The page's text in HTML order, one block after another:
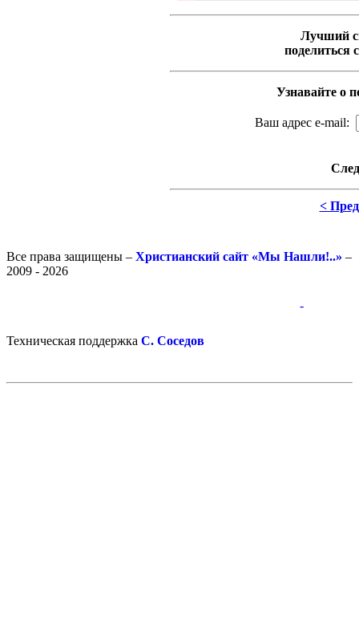
Лучший
поделиться
Узнавайте о
Ваш адрес e-mail:
<
Все права защищены – Христианский сайт «Мы Нашли!..» –
2009 - 2026
-
Техническая поддержка С. Соседов